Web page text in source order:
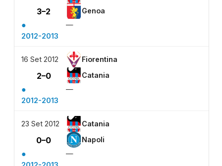
3–2 Genoa
●
—
2012-2013
16 Set 2012 Fiorentina
2–0 Catania
●
—
2012-2013
23 Set 2012 Catania
0–0 Napoli
●
—